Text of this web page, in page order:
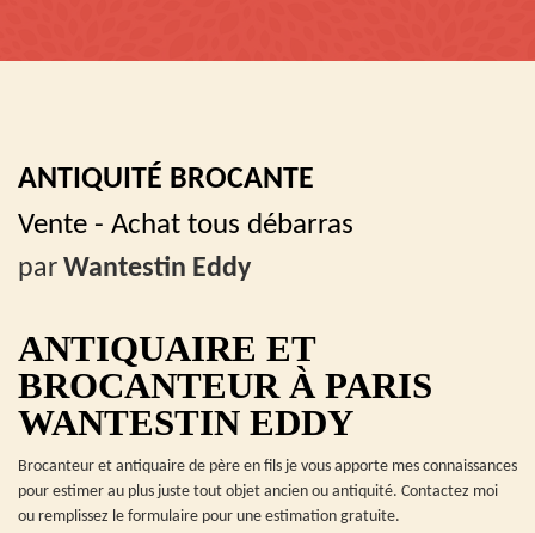
ANTIQUITÉ BROCANTE
Vente - Achat tous débarras
par Wantestin Eddy
ANTIQUAIRE ET
BROCANTEUR À PARIS
WANTESTIN EDDY
Brocanteur et antiquaire de père en fils je vous apporte mes connaissances
pour estimer au plus juste tout objet ancien ou antiquité. Contactez moi
ou remplissez le formulaire pour une estimation gratuite.